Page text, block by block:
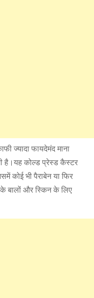
ज्यादा फायदेमंद माना
है।यह कोल्ड प्रेस्ड कैस्टर
कोई भी पैराबेन या फिर
बालों और स्किन के लिए